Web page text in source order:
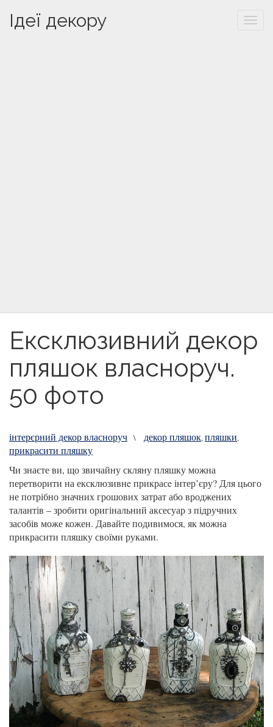
Ідеї декору
Ексклюзивний декор
пляшок власноруч.
50 фото
інтерєрний декор власноруч \ декор пляшок,пляшки,
прикрасити пляшку
Чи знаєте ви, що звичайну скляну пляшку можна
перетворити на ексклюзивнe прикрасe інтер’єру? Для цього
не потрібно значних грошових затрат або вроджених
талантів – зробити оригінальний аксесуар з підручних
засобів може кожен. Давайте подивимося, як можна
прикрасити пляшку своїми руками.